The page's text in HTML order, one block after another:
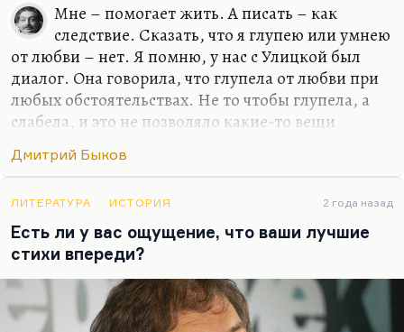
Мне – помогает жить. А писать – как
следствие. Сказать, что я глупею или умнею
от любви – нет. Я помню, у нас с Улицкой был
диалог. Она говорила, что глупела от любви при
любых обстоятельствах. Не то чтобы глупела, а
слабела, и это не позволяло какие-то вещи
все-таки этого нет, для меня любовь – это формат
какую-то общую черту у моих жен или тех
женщин, с которыми у меня были долгие и
счастливые отношения, – это были женщины, с
которыми мне нравилось разговаривать, в
которых я находил не эхо, а именно гениальный
ответ, додумывание такое.
Дмитрий Быков
ЛИТЕРАТУРА ИСТОРИЯ 2 года назад
Есть ли у вас ощущение, что ваши лучшие
стихи впереди?